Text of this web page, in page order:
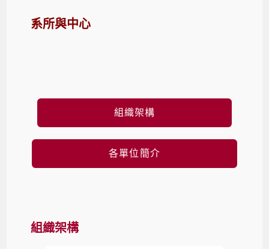
系所與中心
組織架構
各單位簡介
組織架構